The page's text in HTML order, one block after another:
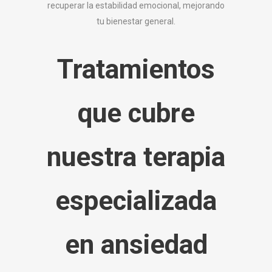
recuperar la estabilidad emocional, mejorando
tu bienestar general.
Tratamientos
que cubre
nuestra terapia
especializada
en ansiedad